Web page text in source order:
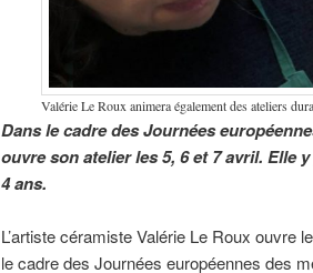
Valérie Le Roux animera également des ateliers
Dans le cadre des Journées
ouvre son atelier les 5, 6 et 7 avril. Elle
4 ans.
L’artiste céramiste Valérie Le Roux ouvre
le cadre des Journées européennes des